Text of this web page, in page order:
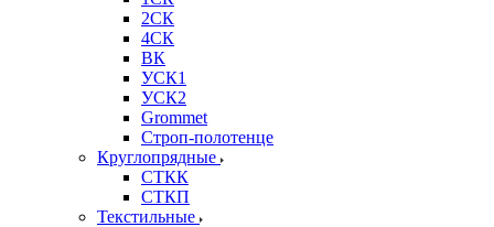
2СК
4СК
ВК
УСК1
УСК2
Grommet
Строп-полотенце
Круглопрядные
СТКК
СТКП
Текстильные